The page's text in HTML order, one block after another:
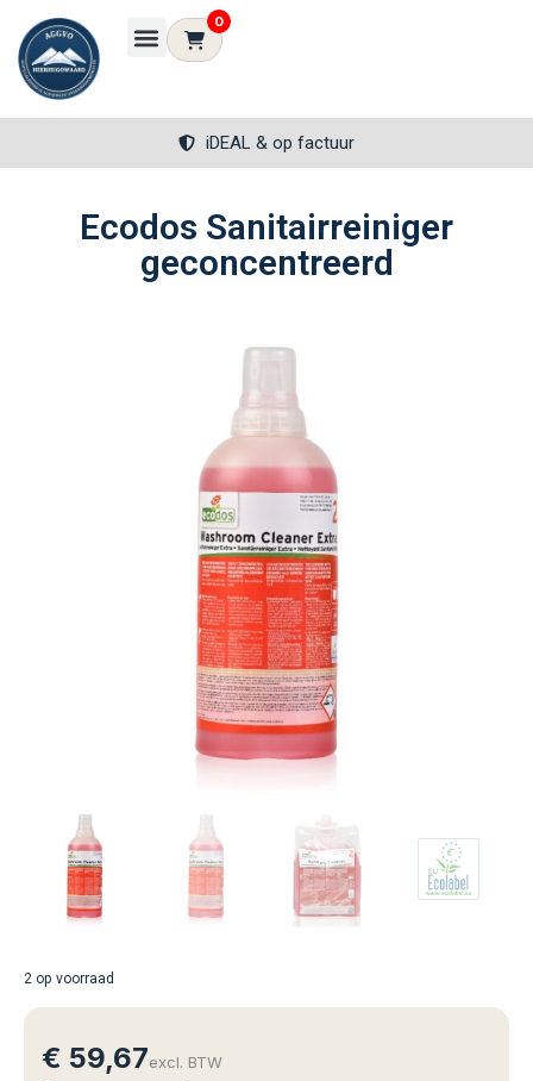
0
iDEAL & op factuur
Ecodos Sanitairreiniger
geconcentreerd
2 op voorraad
€ 59,67excl. BTW